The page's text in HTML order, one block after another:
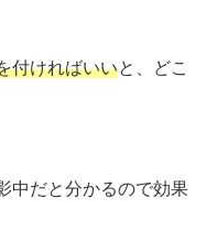
付ければいいと、どこ
中だと分かるので効果